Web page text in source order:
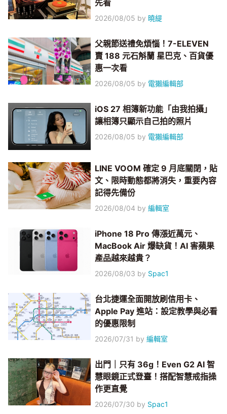
先看
2026/08/05 by 曉緹
父親節送禮免煩惱！7-ELEVEN
賣 188 元石斛蘭 星巴克、百貨優
惠一次看
2026/08/05 by 電獺編輯部
iOS 27 相簿新功能「由我拍攝」
讓相簿只顯示自己拍的照片
2026/08/05 by 電獺編輯部
LINE VOOM 確定 9 月底關閉，貼
文、限時動態都將消失，重要內容
記得先備份
2026/08/04 by編輯室
iPhone 18 Pro 傳漲近萬元、
MacBook Air 爆缺貨！AI 害蘋果
產品越來越貴？
2026/08/03 by Spac1
台北捷運全面開放刷信用卡、
Apple Pay 進站：設定教學與必看
的優惠限制
2026/07/31 by編輯室
出門｜只有 36g！Even G2 AI 智
慧眼鏡正式登臺！搭配智慧戒指操
作更直覺
2026/07/30 by Spac1